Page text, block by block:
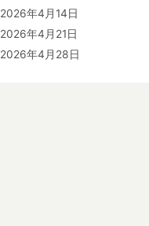
2026年4月14日
2026年4月21日
2026年4月28日